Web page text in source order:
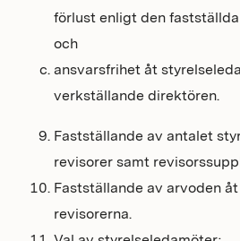
förlust enligt den
och
ansvarsfrihet åt
verkställande direktören.
Fastställande av antalet
revisorer samt
Fastställande av arvoden
revisorerna.